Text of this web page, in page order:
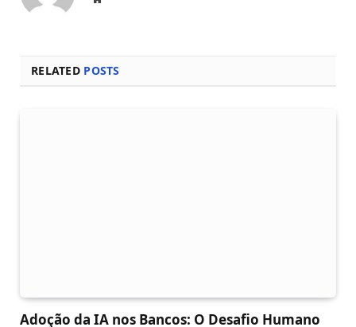
RELATED POSTS
Adoção da IA nos Bancos: O Desafio Humano